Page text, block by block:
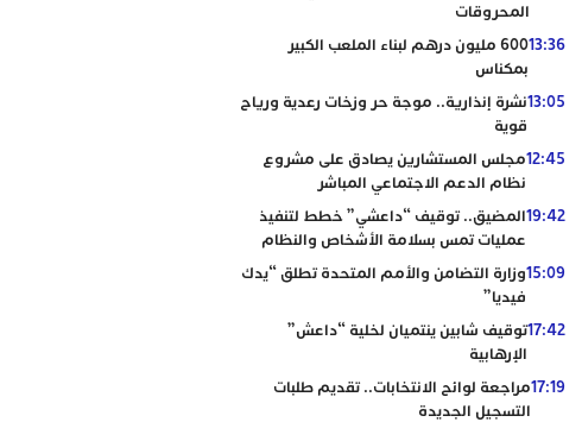
المحروقات
13:36
600 مليون درهم لبناء الملعب الكبير
بمكناس
13:05نشرة إنذارية.. موجة حر وزخات رعدية ورياح
قوية
12:45مجلس المستشارين يصادق على مشروع
نظام الدعم الاجتماعي المباشر
19:42المضيق.. توقيف “داعشي” خطط لتنفيذ
عمليات تمس بسلامة الأشخاص والنظام
15:09وزارة التضامن والأمم المتحدة تطلق “يدك
فيديا”
17:42توقيف شابين ينتميان لخلية “داعش”
الإرهابية
17:19مراجعة لوائح الانتخابات.. تقديم طلبات
التسجيل الجديدة